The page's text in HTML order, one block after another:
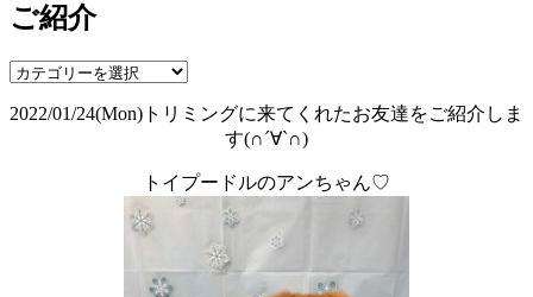
ご紹介
2022/01/24(Mon) トリミングに来てくれたお友達をご紹介しま
す(∩´∀`∩)
トイプードルのアンちゃん♡